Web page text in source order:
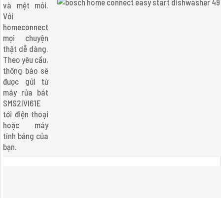
và mệt mỏi.
Với
homeconnect
mọi chuyện
thật dễ dàng.
Theo yêu cầu,
thông báo sẽ
được gửi từ
máy rửa bát
SMS2IVI61E
tới điện thoại
hoặc máy
tính bảng của
bạn.